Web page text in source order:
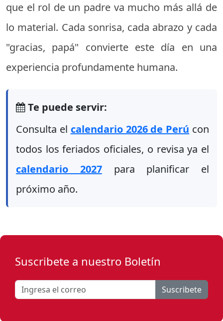
que el rol de un padre va mucho más allá de
lo material. Cada sonrisa, cada abrazo y cada
"gracias, papá" convierte este día en una
experiencia profundamente humana.
Te puede servir:
Consulta el calendario 2026 de Perú con
todos los feriados oficiales, o revisa ya el
calendario 2027para planificar el
próximo año.
Suscribete a nuestro Boletín
Suscribete